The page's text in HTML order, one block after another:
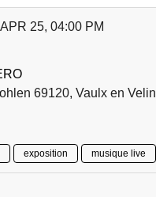
25, 04:00 PM
69120, Vaulx en Velin
exposition musique live